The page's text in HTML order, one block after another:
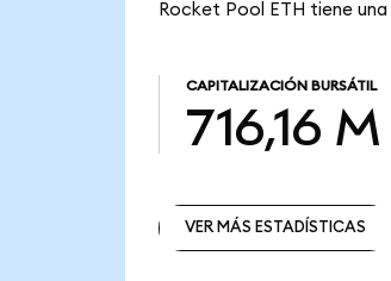
Rocket Pool ETH tiene
CAPITALIZACIÓN BURSÁTIL
716,16
VER MÁS ESTADÍSTICAS